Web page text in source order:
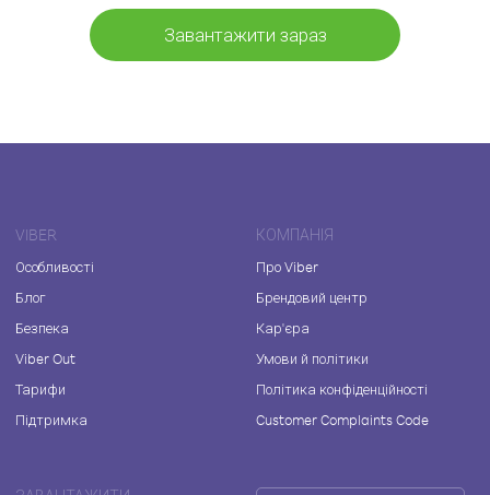
Завантажити зараз
VIBER
Особливості
Блог
Безпека
Viber Out
Тарифи
Підтримка
КОМПАНІЯ
Про Viber
Брендовий центр
Кар'єра
Умови й політики
Політика конфіденційності
Customer Complaints Code